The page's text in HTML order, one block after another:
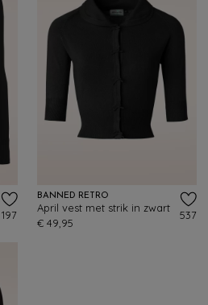
197
BANNED RETRO
April vest met strik in zwart
€ 49,95
537